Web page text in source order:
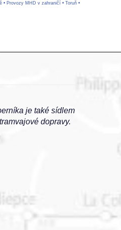
• Provozy MHD v zahraničí • Toruň•
je také sídlem
dopravy.